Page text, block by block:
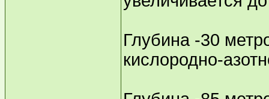
Глубина -30
кислородно-